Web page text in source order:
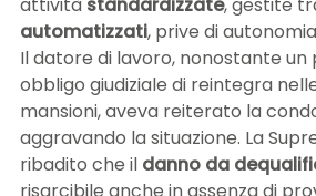
automatizzati, prive di
Il datore di lavoro, nonostante
obbligo giudiziale di reintegra
mansioni, aveva reiterato la
aggravando la situazione. La
ribadito che il danno da
risarcibile anche in assenza di